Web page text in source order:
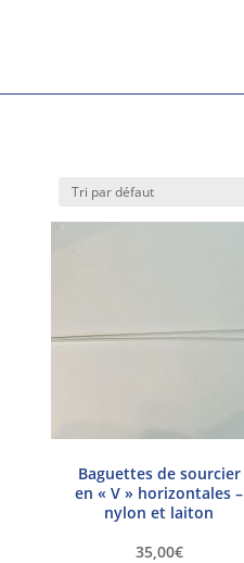
Baguettes de sourcier
en « V » horizontales –
nylon et laiton
35,00€